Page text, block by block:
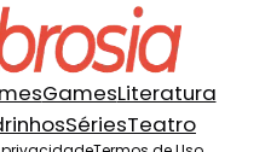
GamesLiteratura
SériesTeatro